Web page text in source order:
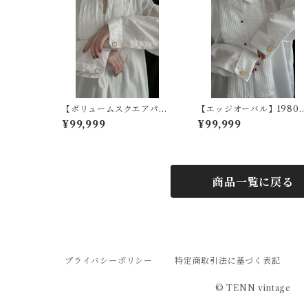
【ボリュームスクエアパー
ル】ドイツヴィンテージカ
フスボタン
¥99,999
【エッジオーバル】1980s
ヴィンテージカフスボタン
¥99,999
商品一覧に戻る
プライバシーポリシー 特定商取引法に基づく表記
© TENN vintage